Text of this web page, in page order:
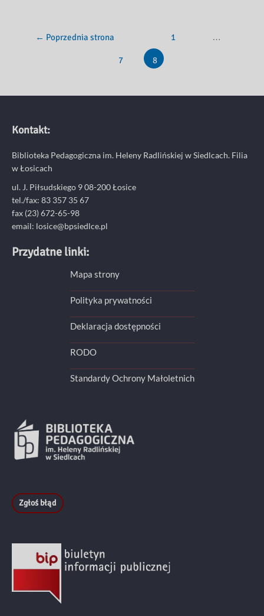
Stolarczyk
← Poprzednia strona 1 …
7 8
Kontakt:
Biblioteka Pedagogiczna im. Heleny Radlińskiej w Siedlcach. Filia
w Łosicach
ul. J. Piłsudskiego 9 08-200 Łosice
tel./fax: 83 357 35 67
fax (23) 672-65-98
email: losice@bpsiedlce.pl
Przydatne linki:
Mapa strony
Polityka prywatności
Deklaracja dostępności
RODO
Standardy Ochrony Małoletnich
Zgłoś błąd